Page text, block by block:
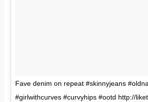
Fave denim on repeat #skinnyjeans
#girlwithcurves #curvyhips #ootd http://